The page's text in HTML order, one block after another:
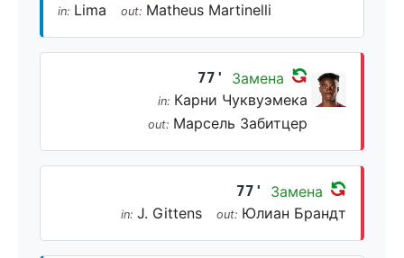
in: Lima out: Matheus Martinelli
77' Замена
in: Карни Чуквуэмека
out: Марсель Забитцер
77' Замена
in: J. Gittens out: Юлиан Брандт